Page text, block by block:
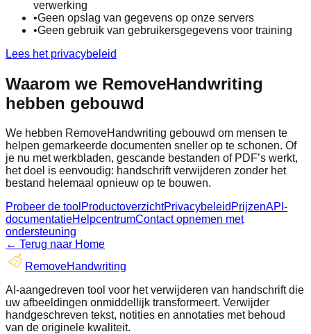
verwerking
•Geen opslag van gegevens op onze servers
•Geen gebruik van gebruikersgegevens voor training
Lees het privacybeleid
Waarom we RemoveHandwriting
hebben gebouwd
We hebben RemoveHandwriting gebouwd om mensen te
helpen gemarkeerde documenten sneller op te schonen. Of
je nu met werkbladen, gescande bestanden of PDF’s werkt,
het doel is eenvoudig: handschrift verwijderen zonder het
bestand helemaal opnieuw op te bouwen.
Probeer de tool ProductoverzichtPrivacybeleid PrijzenAPI-
documentatieHelpcentrumContact opnemen met
ondersteuning
← Terug naar Home
RemoveHandwriting
AI-aangedreven tool voor het verwijderen van handschrift die
uw afbeeldingen onmiddellijk transformeert. Verwijder
handgeschreven tekst, notities en annotaties met behoud
van de originele kwaliteit.